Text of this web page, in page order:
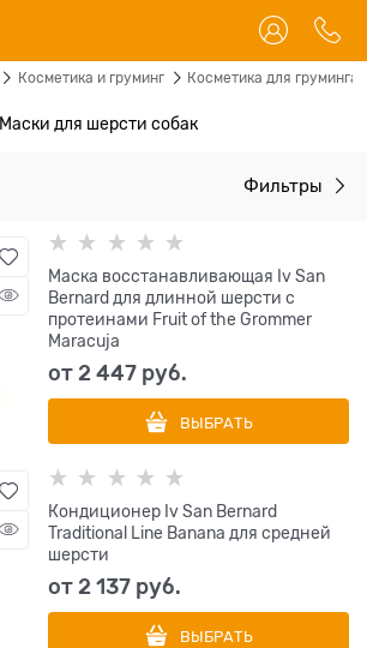
Косметика и груминг Косметика для груминга
Маски для шерсти собак
Фильтры
Маска восстанавливающая Iv San
Bernard для длинной шерсти с
протеинами Fruit of the Grommer
Maracuja
от2 447 руб.
ВЫБРАТЬ
Кондиционер Iv San Bernard
Traditional Line Banana для средней
шерсти
от2 137 руб.
ВЫБРАТЬ